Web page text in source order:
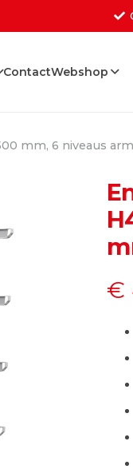
ContactWebshop
mm, 6 niveaus
€